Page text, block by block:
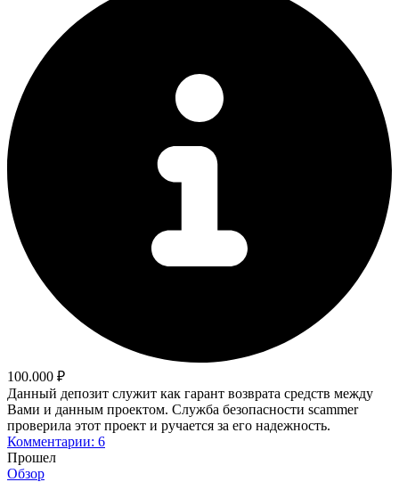
100.000 ₽
Данный депозит служит как гарант возврата средств между
Вами и данным проектом. Служба безопасности scammer
проверила этот проект и ручается за его надежность.
Комментарии: 6
Прошел
Обзор